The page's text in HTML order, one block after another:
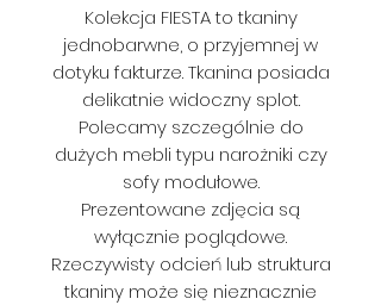
Kolekcja FIESTA to tkaniny
jednobarwne, o przyjemnej w
dotyku fakturze. Tkanina posiada
delikatnie widoczny splot.
Polecamy szczególnie do
dużych mebli typu narożniki czy
sofy modułowe.
Prezentowane zdjęcia są
wyłącznie poglądowe.
Rzeczywisty odcień lub struktura
tkaniny może się nieznacznie